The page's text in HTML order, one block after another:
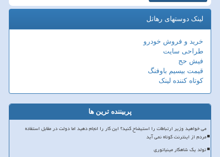
لینک دوستهای رهاتل
خرید و فروش خودرو
طراحی سایت
فیش حج
قیمت بیسیم باوفنگ
کوتاه کننده لینک
پربیننده ترین ها
می خواهید وزیر ارتباطات را استیضاح کنید؟ این کار را انجام دهید اما دولت در مقابل استفاده
مردم از اینترنت کوتاه نمی آید
تولد یک شاهکار مینیاتوری